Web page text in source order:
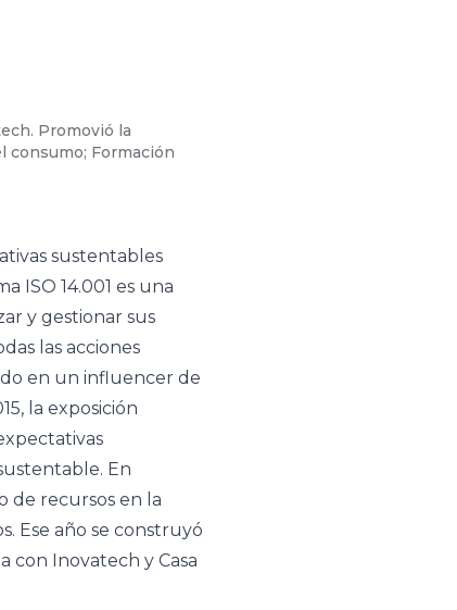
Promovió la
Formación
sustentables
ISO 14.001 es una
y gestionar sus
las acciones
en un influencer de
la exposición
En
de recursos en la
Ese año se construyó
con Inovatech y Casa